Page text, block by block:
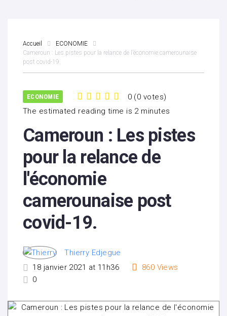
Accueil
ECONOMIE
Cameroun : Les pistes pour la relance de l’économie camerounaise
post covid-19.
ECONOMIE 0 (0 votes)
The estimated reading time is 2 minutes
Cameroun : Les pistes
pour la relance de
l'économie
camerounaise post
covid-19.
Thierry Edjegue
18 janvier 2021 at 11h36
860 Views
0